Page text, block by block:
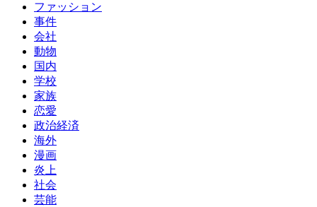
ファッション
事件
会社
動物
国内
学校
家族
恋愛
政治経済
海外
漫画
炎上
社会
芸能